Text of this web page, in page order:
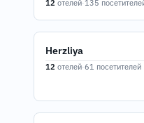
12 отелей·135
Herzliya
12 отелей·61 посетителей